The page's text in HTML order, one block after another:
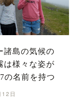
諸島の気候の
は様々な姿が
の名前を持つ
日